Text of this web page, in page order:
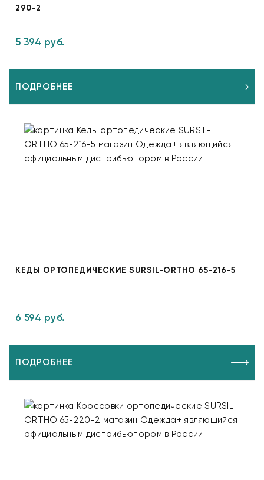
290-2
5 394 руб.
ПОДРОБНЕЕ
КЕДЫ ОРТОПЕДИЧЕСКИЕ SURSIL-ORTHO 65-216-5
6 594 руб.
ПОДРОБНЕЕ